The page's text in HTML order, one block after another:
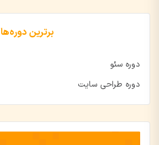
برترین دوره‌ها
دوره سئو
دوره طراحی سایت